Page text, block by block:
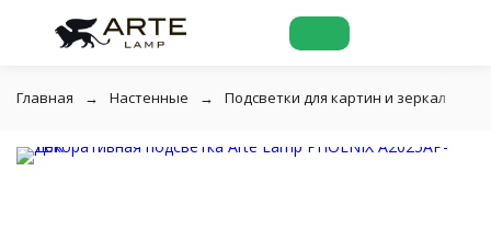
Главная Настенные Подсветки для картин и зеркал